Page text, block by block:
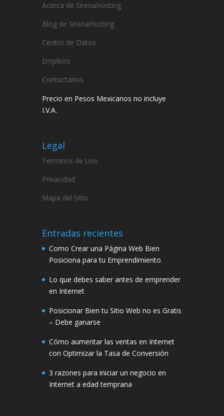
Acerca de SirenaHosting
Blog de SirenaHosting
Centro de Datos
Empleos
Contactanos
Precio en Pesos Mexicanos no incluye
I.V.A.
Legal
Terminos de Uso
Privacidad
Mapa del Sitio
Entradas recientes
Como Crear una Página Web Bien
Posiciona para tu Emprendimiento
Lo que debes saber antes de emprender
en Internet
Posicionar Bien tu Sitio Web no es Gratis
– Debe ganarse
Cómo aumentar las ventas en Internet
con Optimizar la Tasa de Conversión
3 razones para iniciar un negocio en
Internet a edad temprana